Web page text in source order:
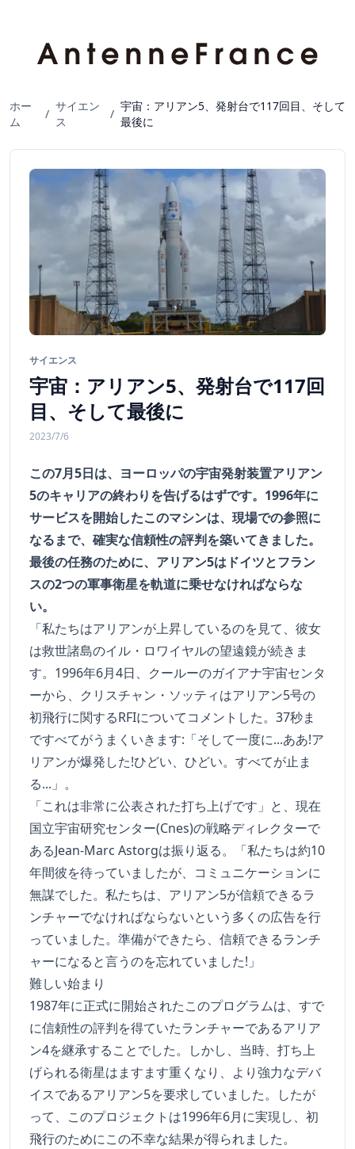
ホー
ム
/
サイエン
ス
/
宇宙：アリアン5、発射台で117回目、そして
最後に
サイエンス
宇宙：アリアン5、発射台で117回
目、そして最後に
2023/7/6
この7月5日は、ヨーロッパの宇宙発射装置アリアン
5のキャリアの終わりを告げるはずです。1996年に
サービスを開始したこのマシンは、現場での参照に
なるまで、確実な信頼性の評判を築いてきました。
最後の任務のために、アリアン5はドイツとフラン
スの2つの軍事衛星を軌道に乗せなければならな
い。
「私たちはアリアンが上昇しているのを見て、彼女
は救世諸島のイル・ロワイヤルの望遠鏡が続きま
す。1996年6月4日、クールーのガイアナ宇宙センタ
ーから、クリスチャン・ソッティはアリアン5号の
初飛行に関するRFIについてコメントした。37秒ま
ですべてがうまくいきます:「そして一度に...ああ!ア
リアンが爆発した!ひどい、ひどい。すべてが止ま
る...」。
「これは非常に公表された打ち上げです」と、現在
国立宇宙研究センター(Cnes)の戦略ディレクターで
あるJean-Marc Astorgは振り返る。「私たちは約10
年間彼を待っていましたが、コミュニケーションに
無謀でした。私たちは、アリアン5が信頼できるラ
ンチャーでなければならないという多くの広告を行
っていました。準備ができたら、信頼できるランチ
ャーになると言うのを忘れていました!」
難しい始まり
1987年に正式に開始されたこのプログラムは、すで
に信頼性の評判を得ていたランチャーであるアリア
ン4を継承することでした。しかし、当時、打ち上
げられる衛星はますます重くなり、より強力なデバ
イスであるアリアン5を要求していました。したが
って、このプロジェクトは1996年6月に実現し、初
飛行のためにこの不幸な結果が得られました。